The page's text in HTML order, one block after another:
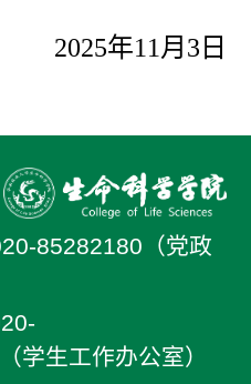
2025年11月3日
85282180（党政
学生工作办公室）